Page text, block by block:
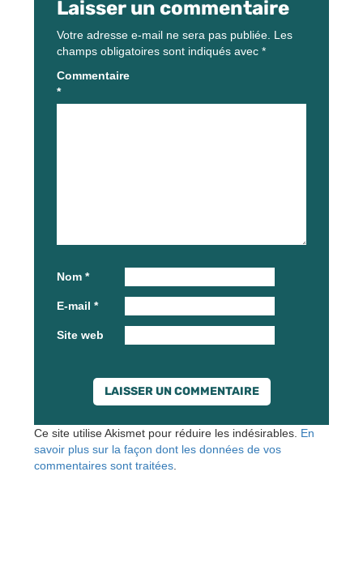
Laisser un commentaire
Votre adresse e-mail ne sera pas publiée. Les
champs obligatoires sont indiqués avec *
Commentaire
*
Nom *
E-mail *
Site web
Ce site utilise Akismet pour réduire les indésirables. En
savoir plus sur la façon dont les données de vos
commentaires sont traitées.